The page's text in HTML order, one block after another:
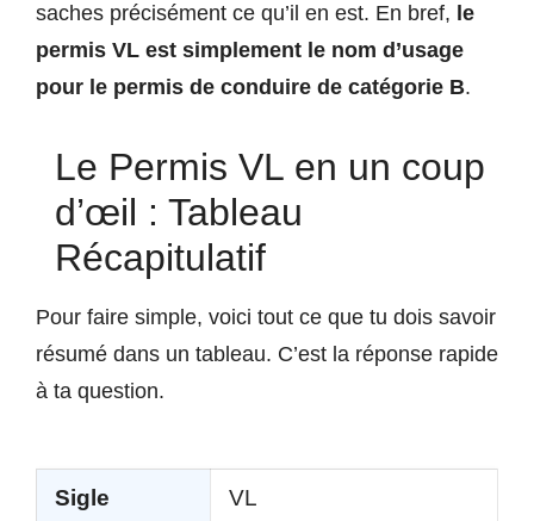
saches précisément ce qu’il en est. En bref, le
permis VL est simplement le nom d’usage
pour le permis de conduire de catégorie B.
Le Permis VL en un coup
d’œil : Tableau
Récapitulatif
Pour faire simple, voici tout ce que tu dois savoir
résumé dans un tableau. C’est la réponse rapide
à ta question.
Sigle VL